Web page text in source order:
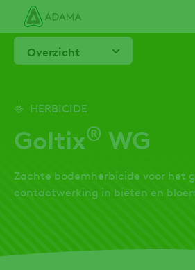
Overslaan
naar
Overzicht
HERBICIDE
Goltix® WG
Zachte bodemherbicide voor het
contactwerking in bieten en